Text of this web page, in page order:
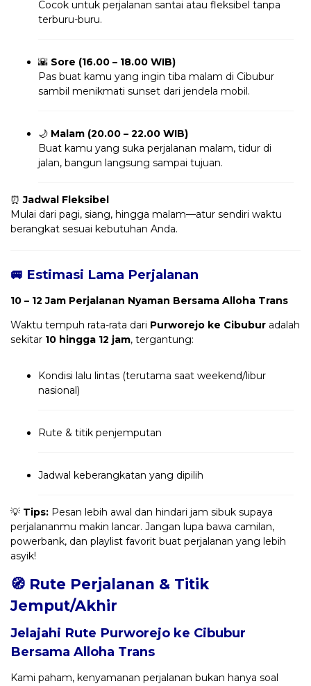
Cocok untuk perjalanan santai atau fleksibel tanpa
terburu-buru.
🌇 Sore (16.00 – 18.00 WIB)
Pas buat kamu yang ingin tiba malam di Cibubur
sambil menikmati sunset dari jendela mobil.
🌙 Malam (20.00 – 22.00 WIB)
Buat kamu yang suka perjalanan malam, tidur di
jalan, bangun langsung sampai tujuan.
⏰Jadwal Fleksibel
Mulai dari pagi, siang, hingga malam—atur sendiri waktu
berangkat sesuai kebutuhan Anda.
🚐 Estimasi Lama Perjalanan
10 – 12 Jam Perjalanan Nyaman Bersama Alloha Trans
Waktu tempuh rata-rata dari Purworejo ke Cibubur adalah
sekitar 10 hingga 12 jam, tergantung:
Kondisi lalu lintas (terutama saat weekend/libur
nasional)
Rute & titik penjemputan
Jadwal keberangkatan yang dipilih
💡 Tips: Pesan lebih awal dan hindari jam sibuk supaya
perjalananmu makin lancar. Jangan lupa bawa camilan,
powerbank, dan playlist favorit buat perjalanan yang lebih
asyik!
🧭 Rute Perjalanan & Titik
Jemput/Akhir
Jelajahi Rute Purworejo ke Cibubur
Bersama Alloha Trans
Kami paham, kenyamanan perjalanan bukan hanya soal